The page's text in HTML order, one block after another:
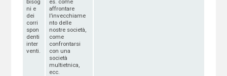
bisog
ni e
dei
corri
spon
denti
inter
venti.
es. come
affrontare
l’invecchiame
nto delle
nostre società,
come
confrontarsi
con una
società
multietnica,
ecc.